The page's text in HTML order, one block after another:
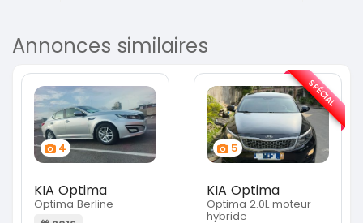
Annonces similaires
4
KIA Optima
Optima Berline
5
KIA Optima
Optima 2.0L moteur
hybride
SPÉCIAL